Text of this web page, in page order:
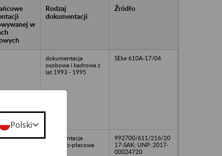
w
Rodzaj
dokumentacji
Źródło
dokumentacja
osobowa i kadrowa z
lat 1993 - 1995
SEke 610A-17/04
dokumentacja
osobowo-płacowa
992700/611/216/20
17-SAK; UNP: 2017-
00024720
Polski